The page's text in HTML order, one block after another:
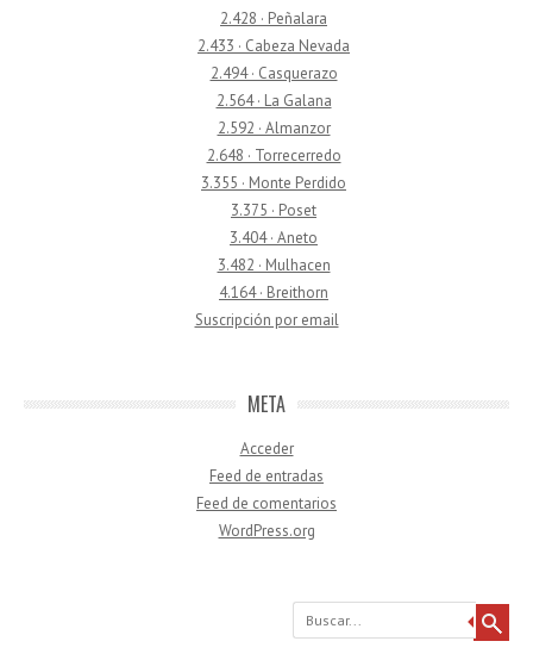
2.428 · Peñalara
2.433 · Cabeza Nevada
2.494 · Casquerazo
2.564 · La Galana
2.592 · Almanzor
2.648 · Torrecerredo
3.355 · Monte Perdido
3.375 · Poset
3.404 · Aneto
3.482 · Mulhacen
4.164 · Breithorn
Suscripción por email
META
Acceder
Feed de entradas
Feed de comentarios
WordPress.org
Buscar